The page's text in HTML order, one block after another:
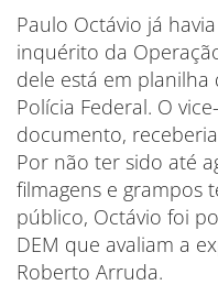
Paulo Octávio já
inquérito da
dele está em planilha
Polícia Federal. O
documento,
Por não ter sido até
filmagens e grampos
público, Octávio foi
DEM que avaliam a
Roberto Arruda.